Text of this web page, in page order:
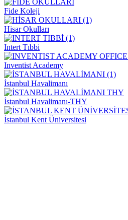
Fide Koleji
Hisar Okulları
Intert Tıbbi
Inventist Academy
İstanbul Havalimanı
İstanbul Havalimanı-THY
İstanbul Kent Üniversitesi